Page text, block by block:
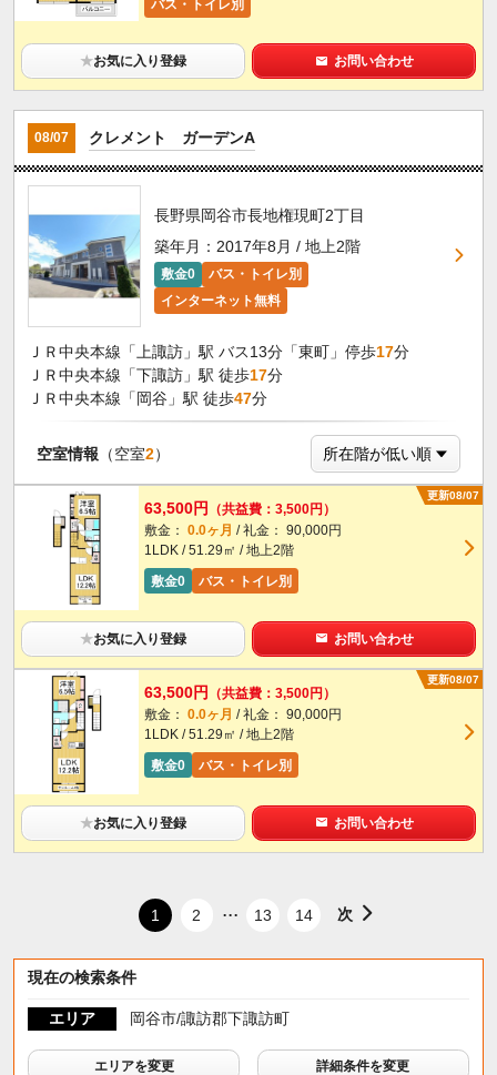
バス・トイレ別
★お気に入り登録 お問い合わせ
08/07 クレメント ガーデンA
長野県岡谷市長地権現町2丁目
築年月：2017年8月 / 地上2階
敷金0
バス・トイレ別
インターネット無料
ＪＲ中央本線「上諏訪」駅 バス13分「東町」停歩17分
ＪＲ中央本線「下諏訪」駅 徒歩17分
ＪＲ中央本線「岡谷」駅 徒歩47分
空室情報 （空室2）
更新08/07
63,500円
（共益費：3,500円）
敷金： 0.0ヶ月 / 礼金： 90,000円
1LDK / 51.29㎡ / 地上2階
敷金0
バス・トイレ別
★お気に入り登録 お問い合わせ
更新08/07
63,500円
（共益費：3,500円）
敷金： 0.0ヶ月 / 礼金： 90,000円
1LDK / 51.29㎡ / 地上2階
敷金0
バス・トイレ別
★お気に入り登録 お問い合わせ
1 2 ... 13 14 次
現在の検索条件
エリア 岡谷市/諏訪郡下諏訪町
エリアを変更 詳細条件を変更